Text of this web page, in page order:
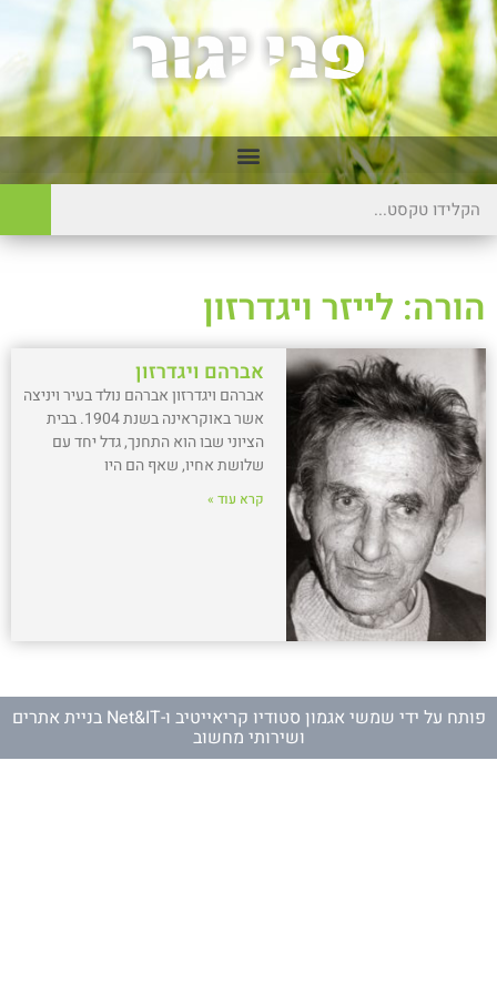
הורה: לייזר ויגדרזון
אברהם ויגדרזון
אברהם ויגדרזון אברהם נולד בעיר ויניצה
אשר באוקראינה בשנת 1904. בבית
הציוני שבו הוא התחנך, גדל יחד עם
שלושת אחיו, שאף הם היו
קרא עוד »
פותח על ידי שמשי אגמון סטודיו קריאייטיב ו- Net&IT בניית אתרים
ושירותי מחשוב